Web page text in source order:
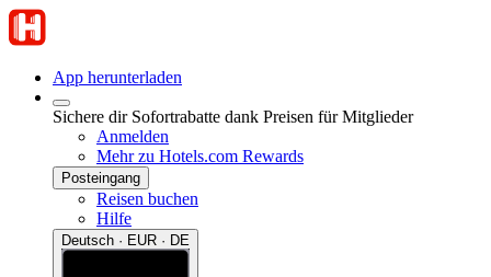
App herunterladen
Sichere dir Sofortrabatte dank Preisen für Mitglieder
Anmelden
Mehr zu Hotels.com Rewards
Posteingang
Reisen buchen
Hilfe
Deutsch · EUR · DE